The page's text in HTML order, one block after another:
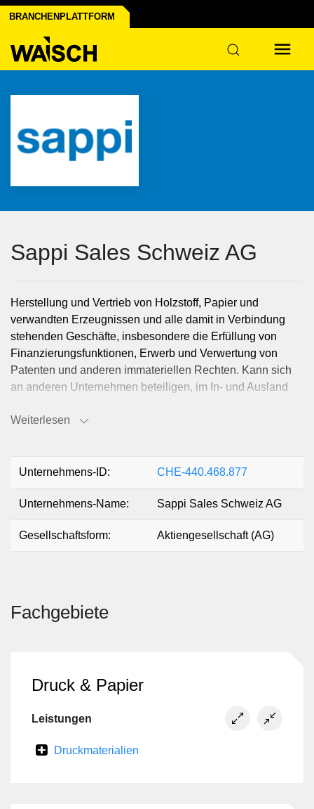
BRANCHENPLATTFORM
Sappi Sales Schweiz AG
Herstellung und Vertrieb von Holzstoff, Papier und
verwandten Erzeugnissen und alle damit in Verbindung
stehenden Geschäfte, insbesondere die Erfüllung von
Finanzierungsfunktionen, Erwerb und Verwertung von
Patenten und anderen immateriellen Rechten. Kann sich
an anderen Unternehmen beteiligen, im In- und Ausland
Tochtergesellschaften gründen, alle mit den vorgenannten
Veräusserung von Grundeigentum, ferner ihren direkten
oder indirekten Muttergesellschaften und deren direkten
oder indirekte Darlehen oder andere Finanzierungen
Übereignungen von Aktiven der Gesellschaft oder mittels
Garantien jedwelcher Art, ob entgeltlich oder nicht.
Weiterlesen
Unternehmens-ID: CHE-440.468.877
Unternehmens-Name: Sappi Sales Schweiz AG
Gesellschaftsform: Aktiengesellschaft (AG)
Fachgebiete
Druck & Papier
Leistungen
Druckmaterialien